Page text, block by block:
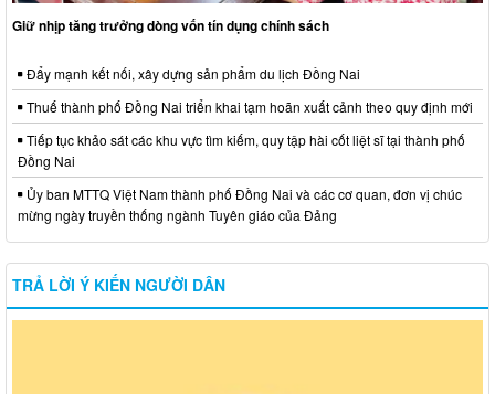
Giữ nhịp tăng trưởng dòng vốn tín dụng chính sách
Đẩy mạnh kết nối, xây dựng sản phẩm du lịch Đồng Nai
Thuế thành phố Đồng Nai triển khai tạm hoãn xuất cảnh theo quy định mới
Tiếp tục khảo sát các khu vực tìm kiếm, quy tập hài cốt liệt sĩ tại thành phố
Đồng Nai
Ủy ban MTTQ Việt Nam thành phố Đồng Nai và các cơ quan, đơn vị chúc
mừng ngày truyền thống ngành Tuyên giáo của Đảng
TRẢ LỜI Ý KIẾN NGƯỜI DÂN